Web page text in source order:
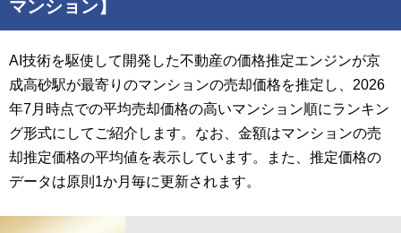
マンション】
AI技術を駆使して開発した不動産の価格推定エンジンが京
成高砂駅が最寄りのマンションの売却価格を推定し、2026
年7月時点での平均売却価格の高いマンション順にランキン
グ形式にしてご紹介します。なお、金額はマンションの売
却推定価格の平均値を表示しています。また、推定価格の
データは原則1か月毎に更新されます。